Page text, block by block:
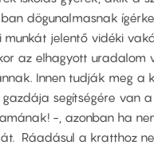
dögunalmasnak
munkát jelentő vidéki
az elhagyott uradalom
Innen tudják meg a
gazdája segítségére van
-, azonban ha
Ráadásul a kratthoz